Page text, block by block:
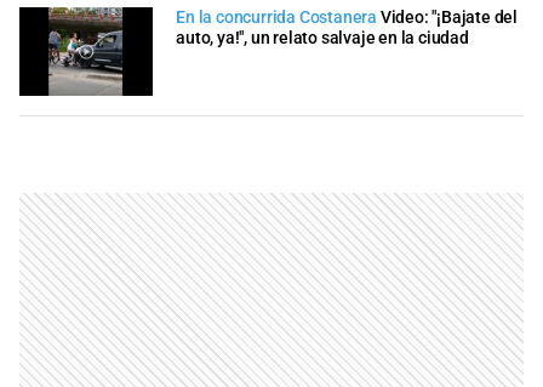
En la concurrida Costanera Video: "¡Bajate del
auto, ya!", un relato salvaje en la ciudad